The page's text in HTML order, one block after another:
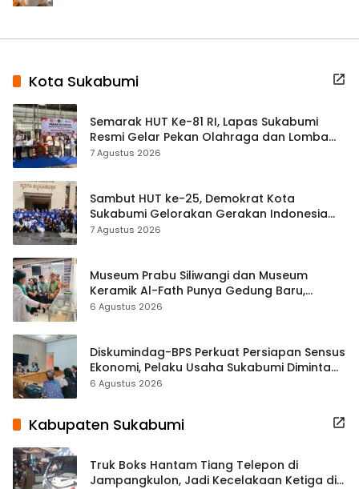
Kota Sukabumi
Semarak HUT Ke-81 RI, Lapas Sukabumi
Resmi Gelar Pekan Olahraga dan Lomba
Tradisional
7 Agustus 2026
Sambut HUT ke-25, Demokrat Kota
Sukabumi Gelorakan Gerakan Indonesia
ASRI Lewat Aksi Bersih Masjid Agung
7 Agustus 2026
Museum Prabu Siliwangi dan Museum
Keramik Al-Fath Punya Gedung Baru,
Hampir 500 Koleksi Dipisahkan
6 Agustus 2026
Diskumindag-BPS Perkuat Persiapan Sensus
Ekonomi, Pelaku Usaha Sukabumi Diminta
Terbuka Beri Data
6 Agustus 2026
Kabupaten Sukabumi
Truk Boks Hantam Tiang Telepon di
Jampangkulon, Jadi Kecelakaan Ketiga di